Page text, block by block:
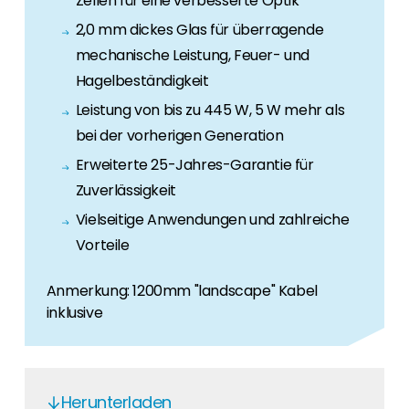
Erneuerbaren Energie Branche? Dann sind Sie
bei uns richtig!
Hauseigentümer
Wenn Sie auf der Suche nach wichtigen
Produkt- und Brancheninformationen sind,
werden Sie bei uns fündig.
2,0 mm dickes Glas für überragende
mechanische Leistung, Feuer- und
Hagelbeständigkeit
Leistung von bis zu 445 W, 5 W mehr als
bei der vorherigen Generation
Erweiterte 25-Jahres-Garantie für
Zuverlässigkeit
Vielseitige Anwendungen und zahlreiche
Vorteile
Anmerkung: 1200mm "landscape" Kabel
inklusive
Herunterladen